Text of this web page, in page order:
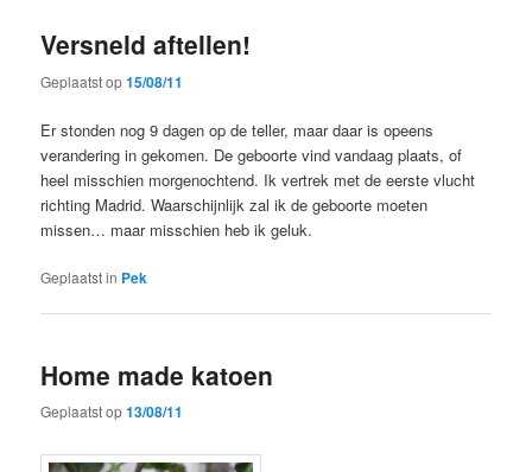
Versneld aftellen!
Geplaatst op15/08/11
Er stonden nog 9 dagen op de teller, maar daar is opeens
verandering in gekomen. De geboorte vind vandaag plaats, of
heel misschien morgenochtend. Ik vertrek met de eerste vlucht
richting Madrid. Waarschijnlijk zal ik de geboorte moeten
missen… maar misschien heb ik geluk.
Geplaatst in Pek
Home made katoen
Geplaatst op13/08/11